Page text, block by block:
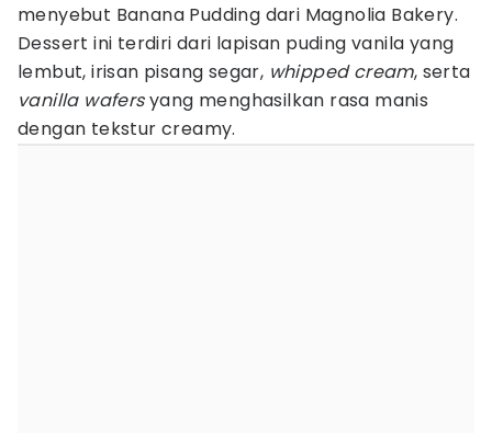
menyebut Banana Pudding dari Magnolia Bakery.
Dessert ini terdiri dari lapisan puding vanila yang
lembut, irisan pisang segar, whipped cream, serta
vanilla wafersyang menghasilkan rasa manis
dengan tekstur creamy.